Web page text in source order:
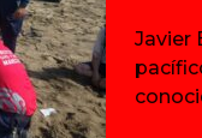
Javier